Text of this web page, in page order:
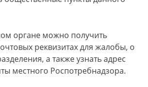
органе можно получить
реквизитах для жалобы, о
а также узнать адрес
местного Роспотребнадзора.